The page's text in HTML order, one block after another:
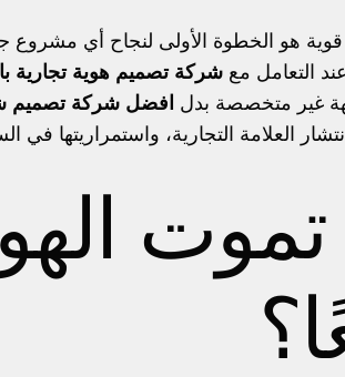
قوية هو الخطوة الأولى لنجاح أي
التعامل مع شركة تصميم هوية تجارية
جهة غير متخصصة بدل افضل شركة تصميم
العلامة التجارية، واستمراريتها في
تموت